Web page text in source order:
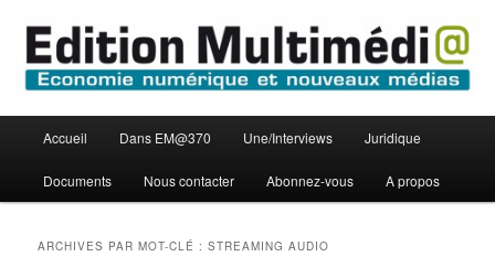
contenu
principal
contenu
secondaire
Edition Multimédi@
principal
Accueil Dans EM@370 Une/Interviews Juridique
Documents Nous contacter Abonnez-vous A propos
ARCHIVES PAR MOT-CLÉ :STREAMING AUDIO